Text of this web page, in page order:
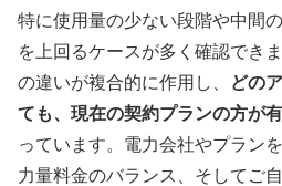
特に使用量の少ない段階や中間
を上回るケースが多く確認でき
の違いが複合的に作用し、
どの
ても、現在の契約プランの方が
っています。電力会社やプラン
力量料金のバランス、そしてご